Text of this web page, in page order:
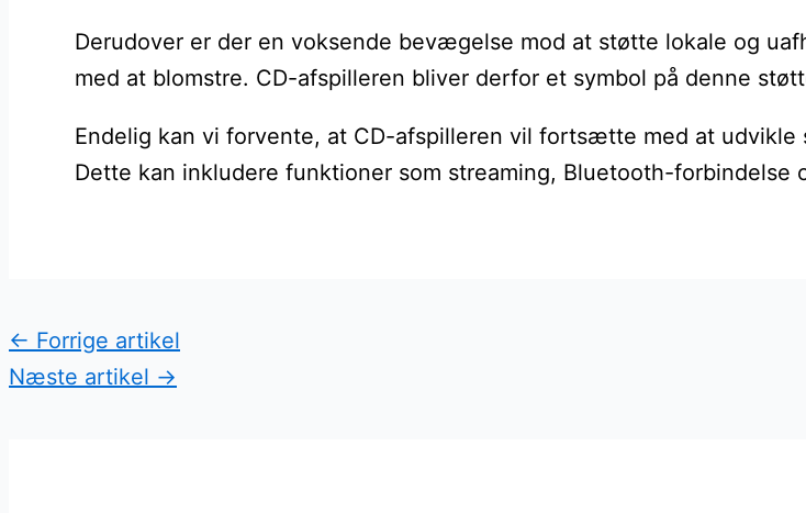
Derudover er der en voksende bevægelse mod at støtte lokale og
med at blomstre. CD-afspilleren bliver derfor et symbol på denne
Endelig kan vi forvente, at CD-afspilleren vil fortsætte med at
Dette kan inkludere funktioner som streaming, Bluetooth-
← Forrige artikel
Næste artikel →